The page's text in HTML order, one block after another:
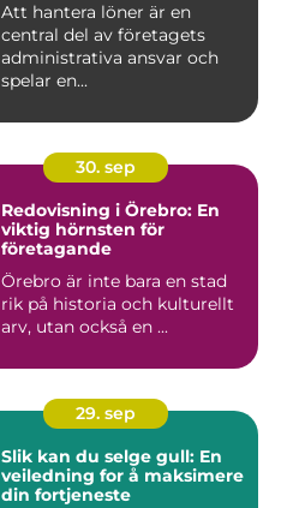
Att hantera löner är en
central del av företagets
administrativa ansvar och
spelar en...
30. sep
Redovisning i Örebro: En
viktig hörnsten för
företagande
Örebro är inte bara en stad
rik på historia och kulturellt
arv, utan också en ...
29. sep
Slik kan du selge gull: En
veiledning for å maksimere
din fortjeneste